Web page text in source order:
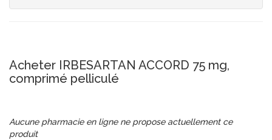
Acheter IRBESARTAN ACCORD 75 mg,
comprimé pelliculé
Aucune pharmacie en ligne ne propose actuellement ce
produit